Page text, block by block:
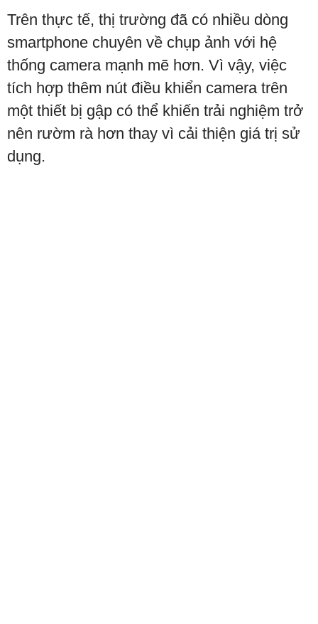
Trên thực tế, thị trường đã có nhiều dòng
smartphone chuyên về chụp ảnh với hệ
thống camera mạnh mẽ hơn. Vì vậy, việc
tích hợp thêm nút điều khiển camera trên
một thiết bị gập có thể khiến trải nghiệm trở
nên rườm rà hơn thay vì cải thiện giá trị sử
dụng.